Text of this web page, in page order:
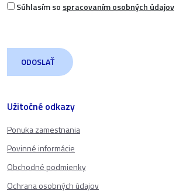
Užitočné odkazy
Ponuka zamestnania
Povinné informácie
Obchodné podmienky
Ochrana osobných údajov
Súhlasím so spracovaním osobných údajov